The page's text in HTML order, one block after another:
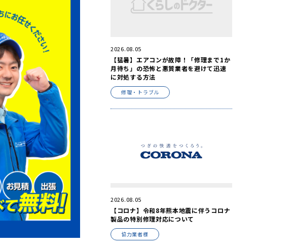
2026.08.05
【猛暑】エアコンが故障！「修理まで1か
月待ち」の恐怖と悪質業者を避けて迅速
に対処する方法
修理・トラブル
2026.08.05
【コロナ】令和8年熊本地震に伴うコロナ
製品の特別修理対応について
協力業者様